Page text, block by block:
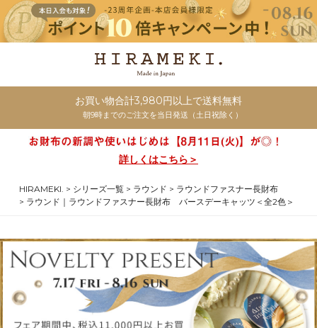
お買い物合計3,980円以上で送料無料
朝9時までのご注文を当日発送（土日祝除く）
詳しくはこちら＞
HIRAMEKI. シリーズ一覧 ラウンド
ラウンドファスナー長財布
ラウンド｜ラウンドファスナー長財布 バースデーキャッツ＜全2色＞